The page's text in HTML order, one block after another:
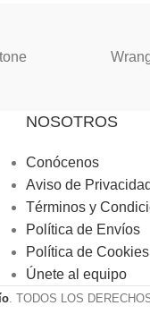
NOSOTROS
Conócenos
Aviso de Privacidad
Términos y
Política de Envíos
Política de Cookies
Únete al equipo
. TODOS LOS